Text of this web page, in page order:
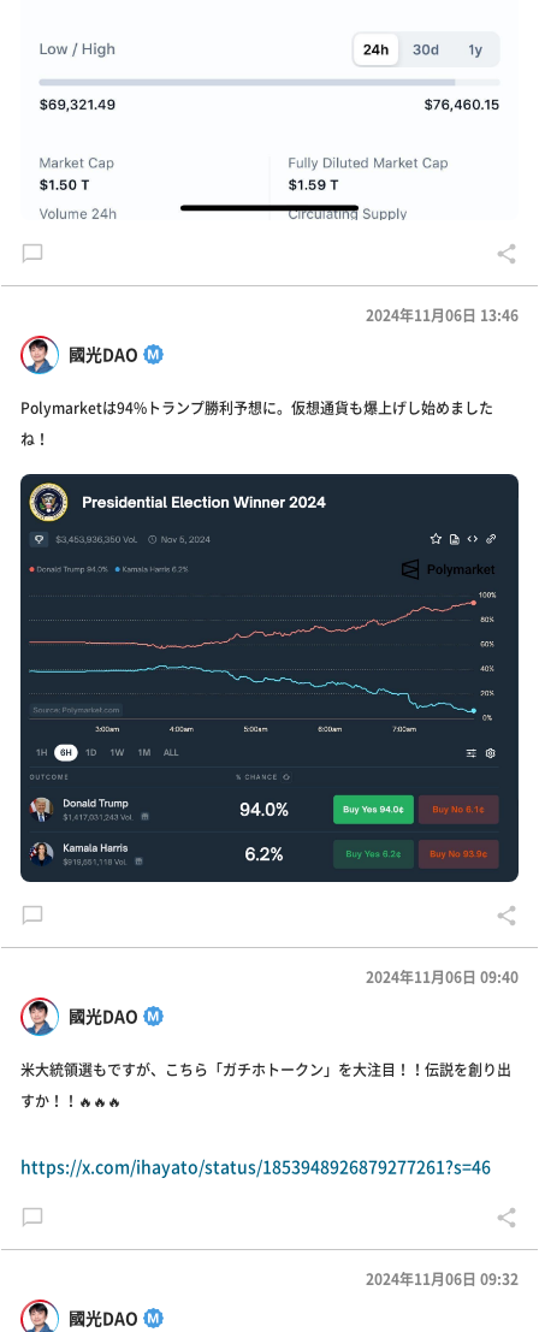
國光DAO
2024年11月06日 13:46
Polymarketは94%トランプ勝利予想に。仮想通貨も爆上げし始めました
ね！
國光DAO
2024年11月06日 09:40
米大統領選もですが、こちら「ガチホトークン」を大注目！！伝説を創り出
すか！！🔥🔥🔥
https://x.com/ihayato/status/1853948926879277261?s=46
國光DAO
2024年11月06日 09:32